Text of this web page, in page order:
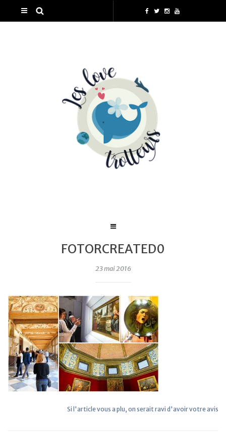
FOTORCREATED0
23 mai 2016
Si l'article vous a plu, on serait ravi d'avoir votre avis